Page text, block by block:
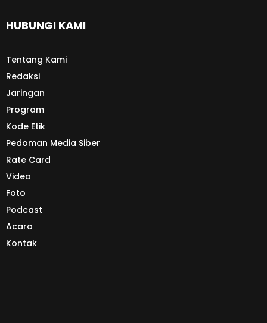
HUBUNGI KAMI
Tentang Kami
Redaksi
Jaringan
Program
Kode Etik
Pedoman Media Siber
Rate Card
Video
Foto
Podcast
Acara
Kontak